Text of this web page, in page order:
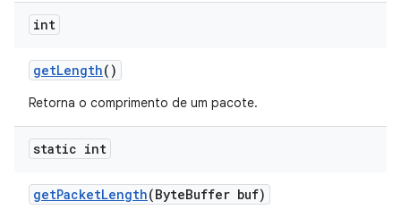
int
getLength()
Retorna o comprimento de um pacote.
static int
getPacketLength(ByteBuffer buf)